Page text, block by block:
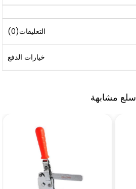
التعليقات(0)
خيارات الدفع
سلع مشابهة